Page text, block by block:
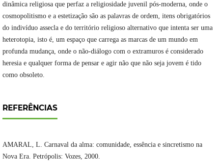
dinâmica religiosa que perfaz a religiosidade juvenil pós-moderna, onde o
cosmopolitismo e a estetização são as palavras de ordem, itens obrigatórios
do indivíduo assecla e do território religioso alternativo que intenta ser uma
heterotopia, isto é, um espaço que carrega as marcas de um mundo em
profunda mudança, onde o não-diálogo com o extramuros é considerado
heresia e qualquer forma de pensar e agir não que não seja jovem é tido
como obsoleto.
REFERÊNCIAS
AMARAL, L. Carnaval da alma: comunidade, essência e sincretismo na
Nova Era. Petrópolis: Vozes, 2000.